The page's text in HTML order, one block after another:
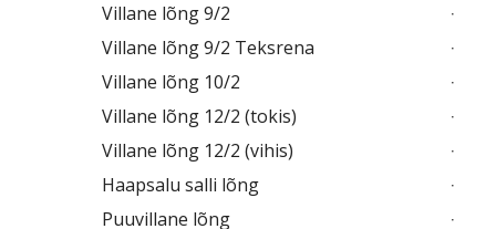
Villane lõng 9/2
Villane lõng 9/2 Teksrena
Villane lõng 10/2
Villane lõng 12/2 (tokis)
Villane lõng 12/2 (vihis)
Haapsalu salli lõng
Puuvillane lõng